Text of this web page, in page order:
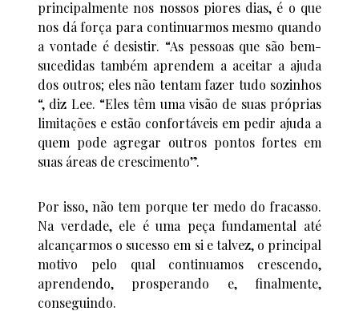
principalmente nos nossos piores dias, é o que
nos dá força para continuarmos mesmo quando
a vontade é desistir. “As pessoas que são bem-
sucedidas também aprendem a aceitar a ajuda
dos outros; eles não tentam fazer tudo sozinhos
“, diz Lee. “Eles têm uma visão de suas próprias
limitações e estão confortáveis em pedir ajuda a
quem pode agregar outros pontos fortes em
suas áreas de crescimento”.
Por isso, não tem porque ter medo do fracasso.
Na verdade, ele é uma peça fundamental até
alcançarmos o sucesso em si e talvez, o principal
motivo pelo qual continuamos crescendo,
aprendendo, prosperando e, finalmente,
conseguindo.